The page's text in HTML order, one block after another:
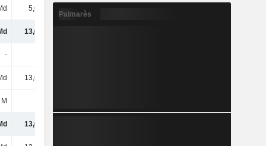
5,62 Md 5,27 Md
13,64 Md
-
13,64 Md
13,63 Md
Palmarès